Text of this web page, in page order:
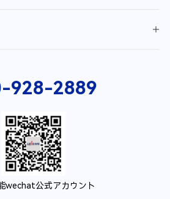
928-2889
wechat公式アカウント